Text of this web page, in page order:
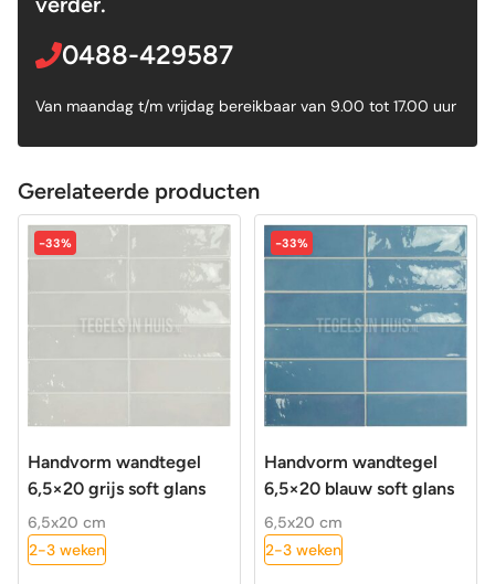
0488-429587
Van maandag t/m vrijdag bereikbaar van 9.00 tot 17.00 uur
Gerelateerde producten
-33%
Handvorm wandtegel
6,5×20 grijs soft glans
6,5x20 cm
2-3 weken
-33%
Handvorm wandtegel
6,5×20 blauw soft glans
6,5x20 cm
2-3 weken